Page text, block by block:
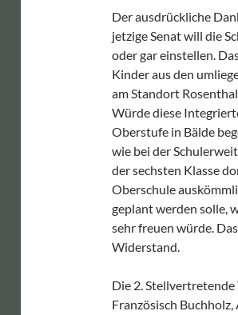
Der ausdrückliche
jetzige Senat will die
oder gar einstellen.
Kinder aus den
am Standort
Würde diese
Oberstufe in Bälde
wie bei der
der sechsten Klasse
Oberschule
geplant werden solle,
sehr freuen würde.
Widerstand.
Die 2.
Französisch